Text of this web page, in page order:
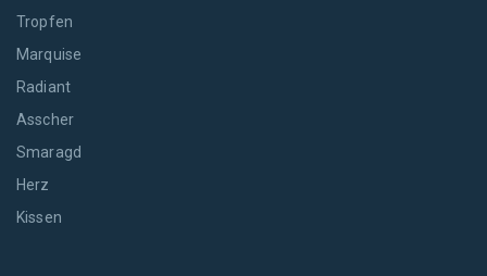
Tropfen
Marquise
Radiant
Asscher
Smaragd
Herz
Kissen